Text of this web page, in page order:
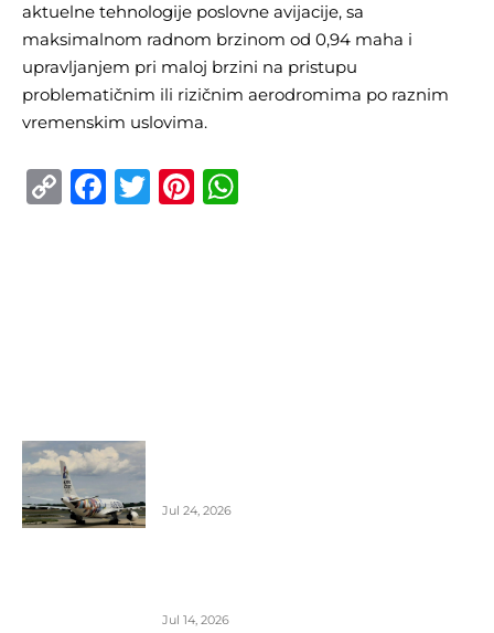
aktuelne tehnologije poslovne avijacije, sa
maksimalnom radnom brzinom od 0,94 maha i
upravljanjem pri maloj brzini na pristupu
problematičnim ili rizičnim aerodromima po raznim
vremenskim uslovima.
CopyFacebook
TwitterPinterest
Jul 24, 2026
Jul 14, 2026